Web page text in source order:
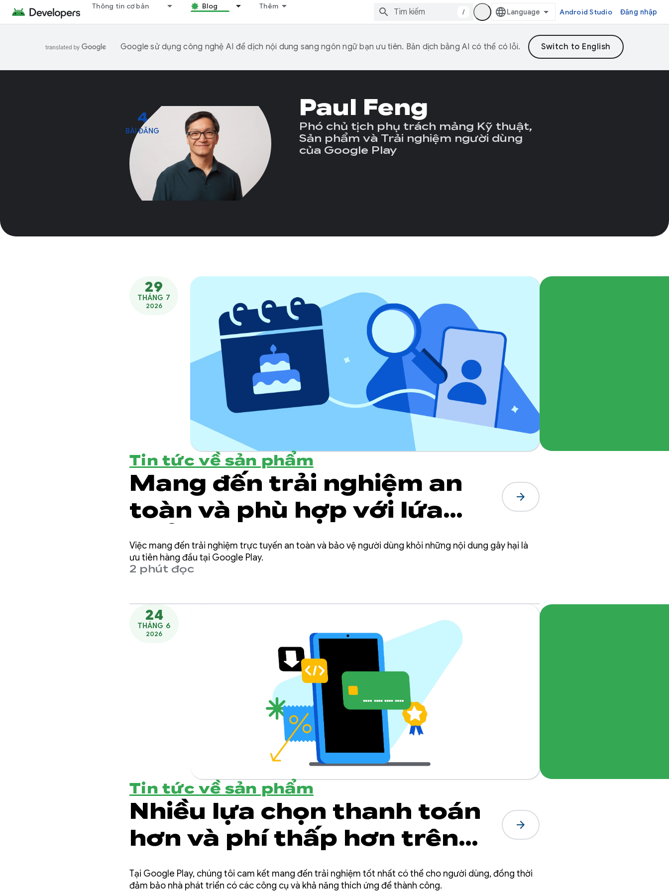
Thông tin cơ bản Blog Thêm
/ Android Studio Đăng nhập
Google sử dụng công nghệ AI để dịch nội dung sang ngôn ngữ bạn ưu tiên. Bản dịch bằng AI có thể có lỗi.
4
BÀI ĐĂNG
Paul Feng
Phó chủ tịch phụ trách mảng Kỹ thuật,
Sản phẩm và Trải nghiệm người dùng
của Google Play
29
THÁNG 7
2026
Tin tức về sản phẩm
Mang đến trải nghiệm an
toàn và phù hợp với lứa
tuổi trên Google Play
arrow_forward
Việc mang đến trải nghiệm trực tuyến an toàn và bảo vệ người dùng khỏi những nội dung gây hại là
ưu tiên hàng đầu tại Google Play.
2 phút đọc
24
THÁNG 6
2026
Tin tức về sản phẩm
Nhiều lựa chọn thanh toán
hơn và phí thấp hơn trên
Google Play
arrow_forward
Tại Google Play, chúng tôi cam kết mang đến trải nghiệm tốt nhất có thể cho người dùng, đồng thời
đảm bảo nhà phát triển có các công cụ và khả năng thích ứng để thành công.